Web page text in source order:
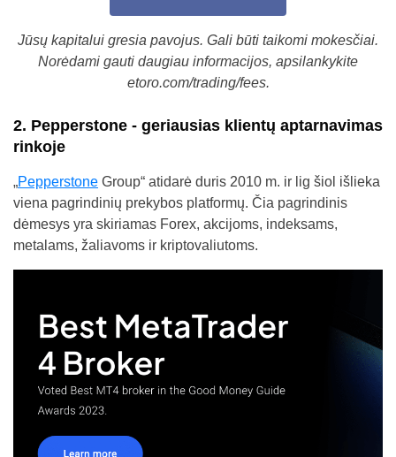
Jūsų kapitalui gresia pavojus. Gali būti taikomi mokesčiai.
Norėdami gauti daugiau informacijos, apsilankykite
etoro.com/trading/fees.
2. Pepperstone - geriausias klientų aptarnavimas
rinkoje
„Pepperstone Group“ atidarė duris 2010 m. ir lig šiol išlieka
viena pagrindinių prekybos platformų. Čia pagrindinis
dėmesys yra skiriamas Forex, akcijoms, indeksams,
metalams, žaliavoms ir kriptovaliutoms.